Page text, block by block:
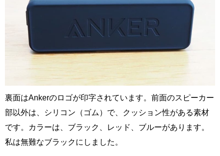
裏面はAnkerのロゴが印字されています。前面のスピーカー
部以外は、シリコン（ゴム）で、クッション性がある素材
です。カラーは、ブラック、レッド、ブルーがあります。
私は無難なブラックにしました。